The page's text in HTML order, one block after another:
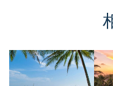
小易, from
在加勒这
段上网
金地段，